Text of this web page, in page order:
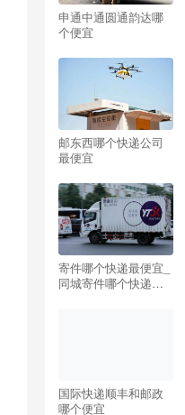
申通中通圆通韵达哪
个便宜
邮东西哪个快递公司
最便宜
寄件哪个快递最便宜_
同城寄件哪个快递最
国际快递顺丰和邮政
哪个便宜